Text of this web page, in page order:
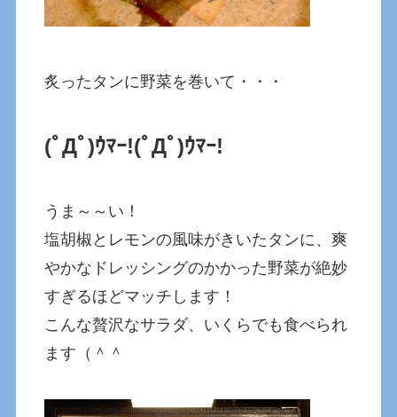
炙ったタンに野菜を巻いて・・・
(ﾟДﾟ)ｳﾏｰ!(ﾟДﾟ)ｳﾏｰ!
うま～～い！
塩胡椒とレモンの風味がきいたタンに、爽
やかなドレッシングのかかった野菜が絶妙
すぎるほどマッチします！
こんな贅沢なサラダ、いくらでも食べられ
ます（＾＾